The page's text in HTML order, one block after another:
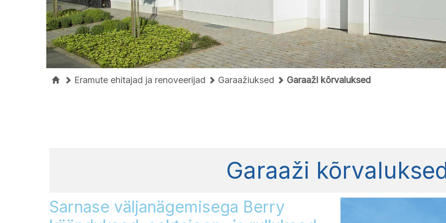
Eramute ehitajad ja renoveerijad Garaažiuksed Garaaži kõrvaluksed
Garaaži
Sarnase väljanägemisega Berry